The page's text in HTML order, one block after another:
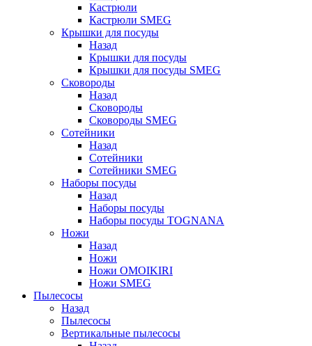
Кастрюли
Кастрюли SMEG
Крышки для посуды
Назад
Крышки для посуды
Крышки для посуды SMEG
Сковороды
Назад
Сковороды
Сковороды SMEG
Сотейники
Назад
Сотейники
Сотейники SMEG
Наборы посуды
Назад
Наборы посуды
Наборы посуды TOGNANA
Ножи
Назад
Ножи
Ножи OMOIKIRI
Ножи SMEG
Пылесосы
Назад
Пылесосы
Вертикальные пылесосы